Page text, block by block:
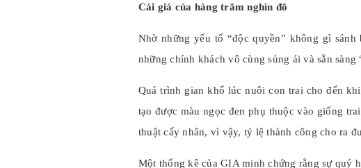
Cái giá của hàng trăm nghìn đô
Nhờ những yếu tố “độc quyền” không gì
những chính khách vô cùng sủng ái và sẵn
Quá trình gian khổ lúc nuôi con trai cho đến
tạo được màu ngọc đen phụ thuộc vào giống
thuật cấy nhân, vì vậy, tỷ lệ thành công cho ra
Một thống kê của GIA minh chứng rằng sự quý